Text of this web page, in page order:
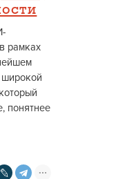
рамках
широкой
понятнее